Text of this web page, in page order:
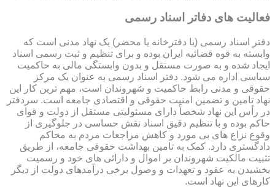
فعالیت های دفاتر اسناد رسمی
دفتر اسناد رسمی (یا دفترخانه یا محضر) یک نهاد مدنی است که
وابسته به قوه قضائیه ایران بوده و برای تنظیم و ثبت رسمی اسناد
ایجاد شده و به صورت مستقل و بدون وابستگی مالی به حاکمیت
سیاسی اداره می شود. دفتر اسناد رسمی به عنوان یک مرکز
حقوقی و مدنی رابط حاکمیت و شهروندان است، مهم ترین کار این
نهاد تامین و تضمین امنیت حقوقی و اقتصادی جامعه است. سردفتر
در رأس این نهاد شخصاً دارای مسئولیتی مستقل از دولت و قوای
حاکم بوده و با تنظیم دقیق اسناد نقش حساسی در جلوگیری از
وقوع نزاع های بی مورد و کاهش مراجعات مردم به محاکم
دادگستری دارد. کمک به تامین بهداشت حقوقی جامعه، از طریق
تثبیت مالکیت شهروندان بر اموال و دارائی های خود و رسمیت
بخشیدن به عقود و تعهدات و وصول برخی درآمدهای دولت از دیگر
کارهای این نهاد است.